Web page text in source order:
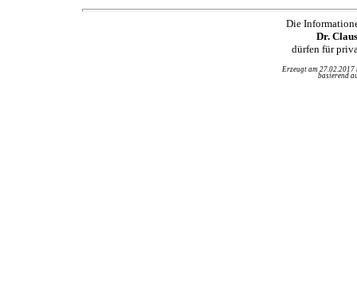
Die
Dr.
dürfen für
Erzeugt am
basierend